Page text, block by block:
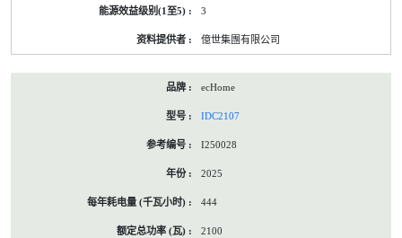
3
億世集團有限公司
ecHome
IDC2107
I250028
2025
444
2100